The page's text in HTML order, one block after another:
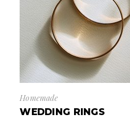
Homemade
WEDDING RINGS